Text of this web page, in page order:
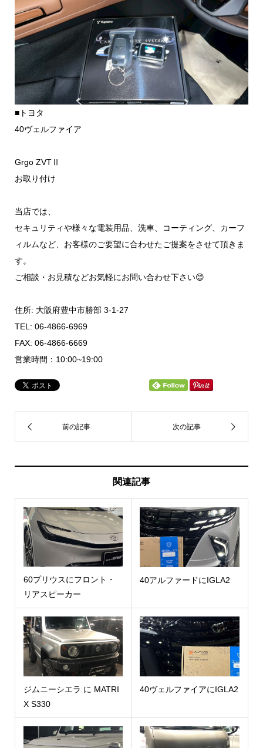
■トヨタ
40ヴェルファイア
Grgo ZVTⅡ
お取り付け
当店では、
セキュリティや様々な電装用品、洗車、コーティング、カーフ
ィルムなど、お客様のご要望に合わせたご提案をさせて頂きま
す。
ご相談・お見積などお気軽にお問い合わせ下さい😊
住所: 大阪府豊中市勝部 3-1-27
TEL: 06-4866-6969
FAX: 06-4866-6669
営業時間：10:00~19:00
関連記事
60プリウスにフロント・
リアスピーカー
40アルファードにIGLA2
ジムニーシエラ に MATRI
X S330
40ヴェルファイアにIGLA2